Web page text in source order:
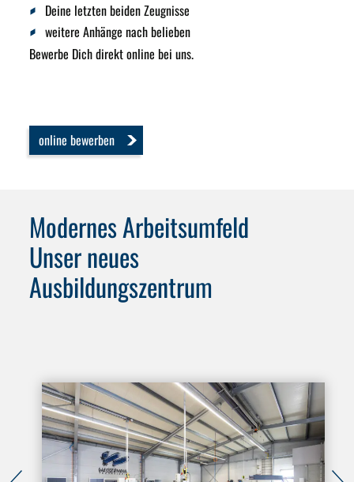
Deine letzten beiden Zeugnisse
weitere Anhänge nach belieben
Bewerbe Dich direkt online bei uns.
online bewerben
Modernes Arbeitsumfeld
Unser neues
Ausbildungszentrum